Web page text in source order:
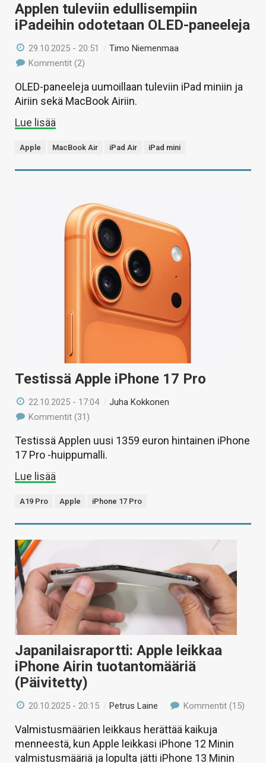
Applen tuleviin edullisempiin
iPadeihin odotetaan OLED-paneeleja
29.10.2025 - 20:51 /Timo Niemenmaa
Kommentit (2)
OLED-paneeleja uumoillaan tuleviin iPad miniin ja
Airiin sekä MacBook Airiin.
Lue lisää
Apple MacBook Air iPad Air iPad mini
Testissä Apple iPhone 17 Pro
22.10.2025 - 17:04 /Juha Kokkonen
Kommentit (31)
Testissä Applen uusi 1359 euron hintainen iPhone
17 Pro -huippumalli.
Lue lisää
A19 Pro Apple iPhone 17 Pro
Japanilaisraportti: Apple leikkaa
iPhone Airin tuotantomääriä
(Päivitetty)
20.10.2025 - 20:15 /Petrus Laine Kommentit (15)
Valmistusmäärien leikkaus herättää kaikuja
menneestä, kun Apple leikkasi iPhone 12 Minin
valmistusmääriä ja lopulta jätti iPhone 13 Minin